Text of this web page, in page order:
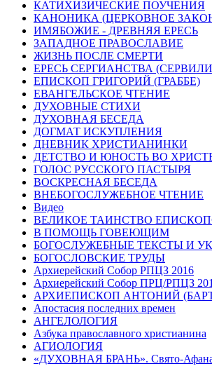
КАТИХИЗИЧЕСКИЕ ПОУЧЕНИЯ
КАНОНИКА (ЦЕРКОВНОЕ
ИМЯБОЖИЕ - ДРЕВНЯЯ ЕРЕСЬ
ЗАПАДНОЕ ПРАВОСЛАВИЕ
ЖИЗНЬ ПОСЛЕ СМЕРТИ
ЕРЕСЬ СЕРГИАНСТВА
ЕПИСКОП ГРИГОРИЙ (ГРАББЕ)
ЕВАНГЕЛЬСКОЕ ЧТЕНИЕ
ДУХОВНЫЕ СТИХИ
ДУХОВНАЯ БЕСЕДА
ДОГМАТ ИСКУПЛЕНИЯ
ДНЕВНИК ХРИСТИАНИНКИ
ДЕТСТВО И ЮНОСТЬ ВО
ГОЛОС РУССКОГО ПАСТЫРЯ
ВОСКРЕСНАЯ БЕСЕДА
ВНЕБОГОСЛУЖЕБНОЕ ЧТЕНИЕ
Видео
ВЕЛИКОЕ ТАИНСТВО
В ПОМОЩЬ ГОВЕЮЩИМ
БОГОСЛУЖЕБНЫЕ ТЕКСТЫ И
БОГОСЛОВСКИЕ ТРУДЫ
Архиерейский Собор РПЦЗ 2016
Архиерейский Собор ПРЦ/РПЦЗ
АРХИЕПИСКОП АНТОНИЙ
Апостасия последних времен
АНГЕЛОЛОГИЯ
Азбука православного христианина
АГИОЛОГИЯ
«ДУХОВНАЯ БРАНЬ». Свято-